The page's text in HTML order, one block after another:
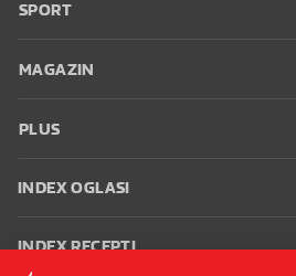
SPORT
MAGAZIN
PLUS
INDEX OGLASI
INDEX RECEPTI